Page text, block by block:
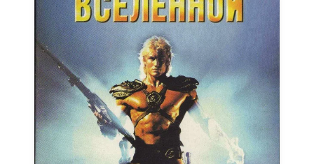
Режиссёрская версия Роуд-муви
Сверхспособности Ситком
Слэшер Стимпанк
Сцены собнажённой натурой Турецкий сериал
Чёрная комедия Экранизация
В ожидании TeleSynch
CAMRip